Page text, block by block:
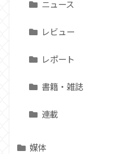
ニュース
レビュー
レポート
書籍・雑誌
連載
媒体